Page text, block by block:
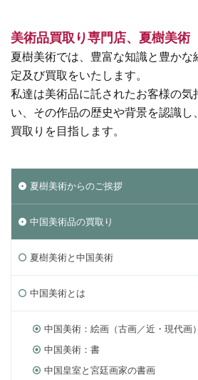
美術品買取り専門店、夏樹美術
夏樹美術では、豊富な知識と豊かな
定及び買取をいたします。
私達は美術品に託されたお客様の気
い、その作品の歴史や背景を認識し
買取りを目指します。
夏樹美術からのご挨拶
中国美術品の買取り
夏樹美術と中国美術
中国美術とは
中国美術：絵画（古画／近・現代画）
中国美術：書
中国皇室と宮廷画家の書画